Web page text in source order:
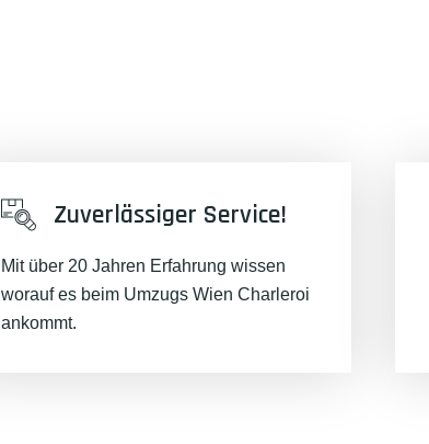
Zuverlässiger Service!
Mit über 20 Jahren Erfahrung wissen
worauf es beim Umzugs Wien Charleroi
ankommt.